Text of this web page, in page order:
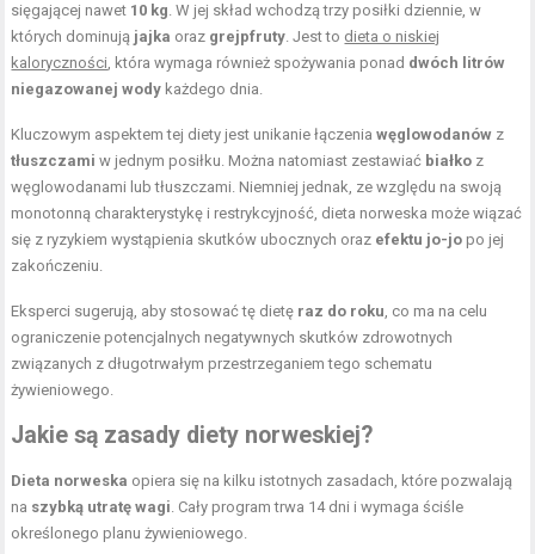
sięgającej nawet 10 kg. W jej skład wchodzą trzy posiłki dziennie, w
których dominują jajka oraz grejpfruty. Jest to dieta o niskiej
kaloryczności, która wymaga również spożywania ponad dwóch litrów
niegazowanej wody każdego dnia.
Kluczowym aspektem tej diety jest unikanie łączeniawęglowodanów z
tłuszczami w jednym posiłku. Można natomiast zestawiać białko z
węglowodanami lub tłuszczami. Niemniej jednak, ze względu na swoją
monotonną charakterystykę i restrykcyjność, dieta norweska może wiązać
się z ryzykiem wystąpienia skutków ubocznych oraz efektu jo-jo po jej
zakończeniu.
Eksperci sugerują, aby stosować tę dietę raz do roku, co ma na celu
ograniczenie potencjalnych negatywnych skutków zdrowotnych
związanych z długotrwałym przestrzeganiem tego schematu
żywieniowego.
Jakie są zasady diety norweskiej?
Dieta norweska opiera się na kilku istotnych zasadach, które pozwalają
na szybką utratę wagi. Cały program trwa 14 dni i wymaga ściśle
określonego planu żywieniowego.